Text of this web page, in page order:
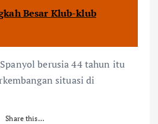
Besar Klub-klub
berusia 44 tahun itu
situasi di
Share this…